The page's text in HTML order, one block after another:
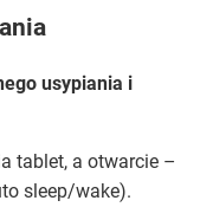
usypiania i
tablet, a otwarcie –
sleep/wake).